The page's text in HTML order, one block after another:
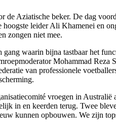
Aziatische beker. De dag
leider Ali Khamenei en
zongen niet mee.
waarin bijna tastbaar het
Mohammad Reza
van professionele
vroegen in
in en keerden terug. Twee
kunnen opbouwen. We zijn